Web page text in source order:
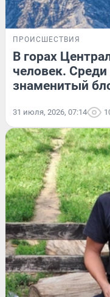
ПРОИСШЕСТВИЯ
В горах
человек.
знаменитый
31 июля, 2026, 07:14